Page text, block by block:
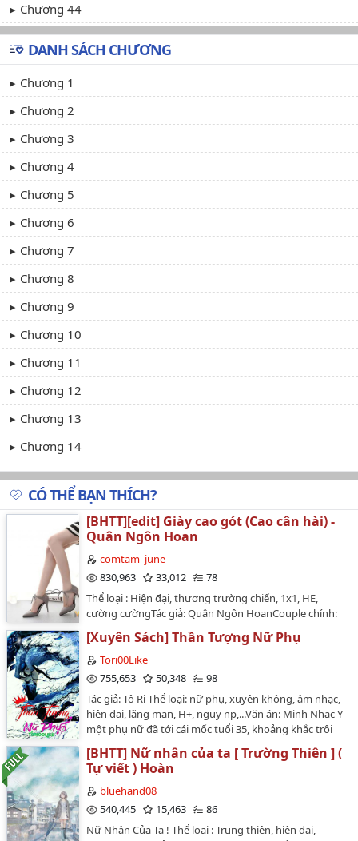
Chương 44
DANH SÁCH CHƯƠNG
Chương 1
Chương 2
Chương 3
Chương 4
Chương 5
Chương 6
Chương 7
Chương 8
Chương 9
Chương 10
Chương 11
Chương 12
Chương 13
Chương 14
Chương 15
Chương 16
Chương 17
Chương 18
Chương 19
Chương 20
Chương 21
Chương 22
Chương 23
Chương 24
Chương 25
Chương 26
Chương 27
Chương 28
CÓ THỂ BẠN THÍCH?
[BHTT][edit] Giày cao gót (Cao cân hài) -
Quân Ngôn Hoan
comtam_june
830,963
33,012
78
Thể loại : Hiện đại, thương trường chiến, 1x1, HE,
cường cườngTác giả: Quân Ngôn HoanCouple chính:
https://wtulip01.wordpress.comEditor: cơm tấmVăn
chương tích phân: 17.471.472Tác phẩm được đăng tại:
http://www.bachgiatrang.com/…
[Xuyên Sách] Thần Tượng Nữ Phụ
Tori00Like
755,653
50,348
98
Tác giả: Tô Ri Thể loại: nữ phụ, xuyên không, âm nhạc,
hiện đại, lãng mạn, H+, ngụy np,...Văn án: Minh Nhạc Y-
một phụ nữ đã tới cái mốc tuổi 35, khoảng khắc trôi
qua tuổi trẻ nhiệt huyết, chỉ còn lại nuối tiếc và ân hận.
Ước mơ trở thành thần tượng chỉ còn là một giấc
mộng mơ hồ, không thể nào thực hiện được. Cô
buông xuôi tất cả hoài bão mà sống một cuộc đời bình
dị tầm thường, hằng ngày làm việc trên công ty, chiều
trí.Minh Nhạc Y vô tình đọc một cuốn tiểu thuyết np
[BHTT] Nữ nhân của ta [ Trường Thiên ] (
Tự viết ) Hoàn
bluehand08
540,445
15,463
86
Nữ Nhân Của Ta ! Thể loại : Trung thiên, hiện đại,